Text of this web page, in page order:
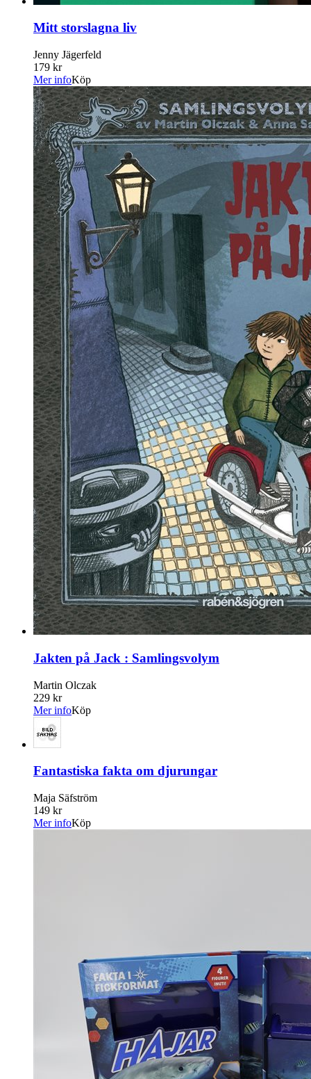
Mitt storslagna liv
Jenny Jägerfeld
179 kr
Mer infoKöp
Jakten på Jack : Samlingsvolym
Martin Olczak
229 kr
Mer infoKöp
Fantastiska fakta om djurungar
Maja Säfström
149 kr
Mer infoKöp